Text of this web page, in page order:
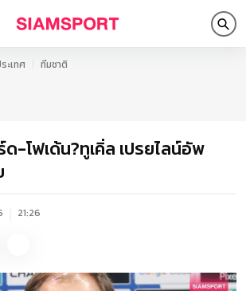
ะเทศ ทีมชาติ
-โฟเด้น?ทูเคิ่ล เปรยไลน์อัพ
21:26